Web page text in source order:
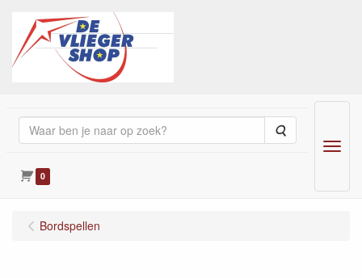
Zoeken
0
Menu
Bordspellen